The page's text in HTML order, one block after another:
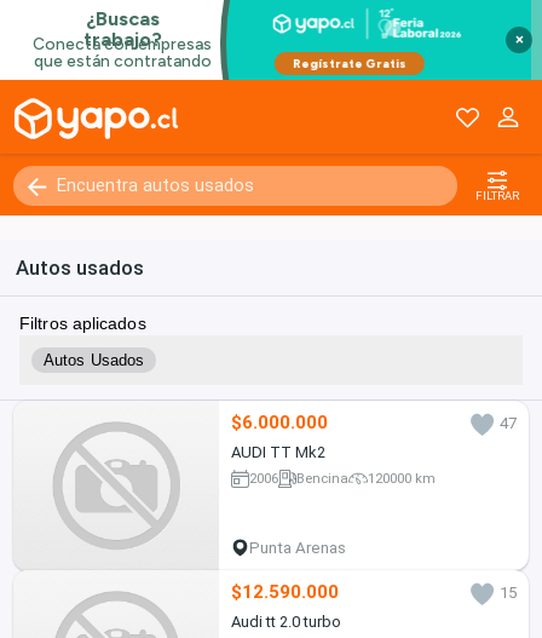
×
FILTRAR
Autos usados
Filtros aplicados
Autos Usados
$6.000.000
47
AUDI TT Mk2
2006 Bencina 120000 km
Punta Arenas
$12.590.000
15
Audi tt 2.0 turbo